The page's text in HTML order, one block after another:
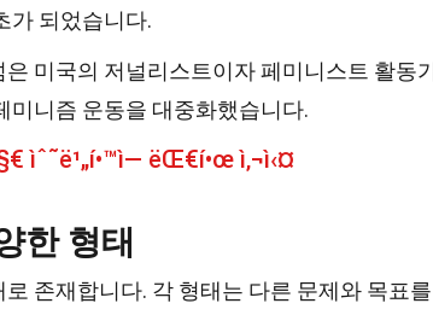
가 되었습니다.
미국의 저널리스트이자 페미니스트 활동
미니즘 운동을 대중화했습니다.
ìˆ˜ë¹„í•™ì— ëŒ€í•œ ì‚¬ì‹¤
한 형태
존재합니다. 각 형태는 다른 문제와 목표